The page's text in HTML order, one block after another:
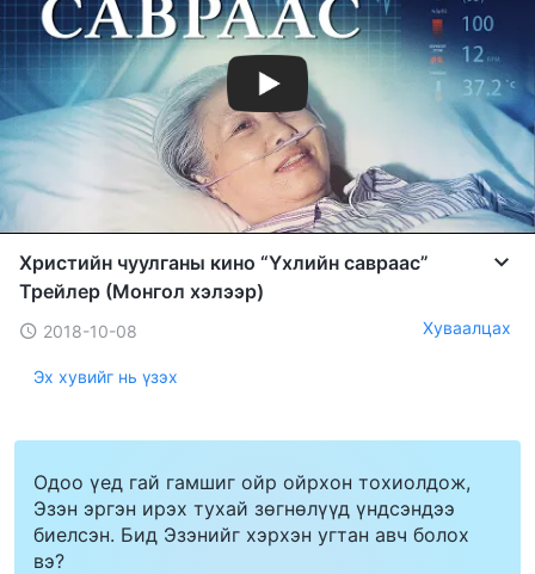
Христийн чуулганы кино “Үхлийн савраас”
Трейлер (Монгол хэлээр)
2018-10-08 Хуваалцах
Эх хувийг нь үзэх
Одоо үед гай гамшиг ойр ойрхон тохиолдож,
Эзэн эргэн ирэх тухай зөгнөлүүд үндсэндээ
биелсэн. Бид Эзэнийг хэрхэн угтан авч болох
вэ?